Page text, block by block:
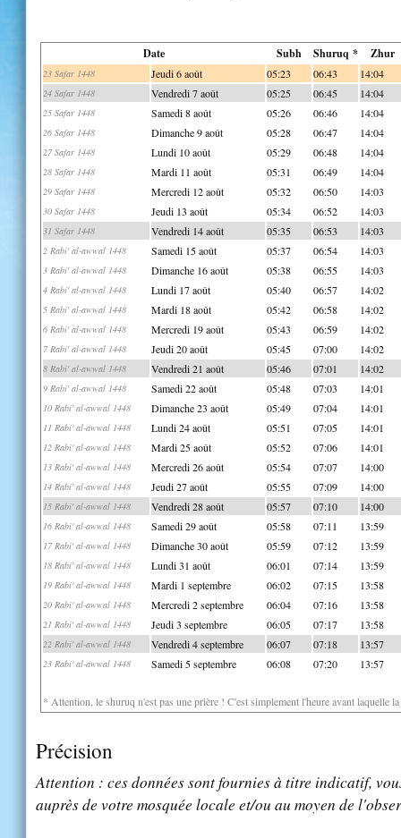
Date Subh Shuruq * Zhur
23 Safar 1448 Jeudi 6 août 05:23 06:43 14:04
24 Safar 1448 Vendredi 7 août 05:25 06:45 14:04
25 Safar 1448 Samedi 8 août 05:26 06:46 14:04
26 Safar 1448 Dimanche 9 août 05:28 06:47 14:04
27 Safar 1448 Lundi 10 août 05:29 06:48 14:04
28 Safar 1448 Mardi 11 août 05:31 06:49 14:04
29 Safar 1448 Mercredi 12 août 05:32 06:50 14:03
30 Safar 1448 Jeudi 13 août 05:34 06:52 14:03
31 Safar 1448 Vendredi 14 août 05:35 06:53 14:03
2 Rabi' al-awwal 1448 Samedi 15 août 05:37 06:54 14:03
3 Rabi' al-awwal 1448 Dimanche 16 août 05:38 06:55 14:03
4 Rabi' al-awwal 1448 Lundi 17 août 05:40 06:57 14:02
5 Rabi' al-awwal 1448 Mardi 18 août 05:42 06:58 14:02
6 Rabi' al-awwal 1448 Mercredi 19 août 05:43 06:59 14:02
7 Rabi' al-awwal 1448 Jeudi 20 août 05:45 07:00 14:02
8 Rabi' al-awwal 1448 Vendredi 21 août 05:46 07:01 14:02
9 Rabi' al-awwal 1448 Samedi 22 août 05:48 07:03 14:01
10 Rabi' al-awwal 1448 Dimanche 23 août 05:49 07:04 14:01
11 Rabi' al-awwal 1448 Lundi 24 août 05:51 07:05 14:01
12 Rabi' al-awwal 1448 Mardi 25 août 05:52 07:06 14:01
13 Rabi' al-awwal 1448 Mercredi 26 août 05:54 07:07 14:00
14 Rabi' al-awwal 1448 Jeudi 27 août 05:55 07:09 14:00
15 Rabi' al-awwal 1448 Vendredi 28 août 05:57 07:10 14:00
16 Rabi' al-awwal 1448 Samedi 29 août 05:58 07:11 13:59
17 Rabi' al-awwal 1448 Dimanche 30 août 05:59 07:12 13:59
18 Rabi' al-awwal 1448 Lundi 31 août 06:01 07:14 13:59
19 Rabi' al-awwal 1448 Mardi 1 septembre 06:02 07:15 13:58
20 Rabi' al-awwal 1448 Mercredi 2 septembre 06:04 07:16 13:58
21 Rabi' al-awwal 1448 Jeudi 3 septembre 06:05 07:17 13:58
22 Rabi' al-awwal 1448 Vendredi 4 septembre 06:07 07:18 13:57
23 Rabi' al-awwal 1448 Samedi 5 septembre 06:08 07:20 13:57
* Attention, le shuruq n'est pas une prière ! C'est simplement l'heure avant laquelle
Précision
Attention : ces données sont fournies à titre indicatif,
auprès de votre mosquée locale et/ou au moyen de